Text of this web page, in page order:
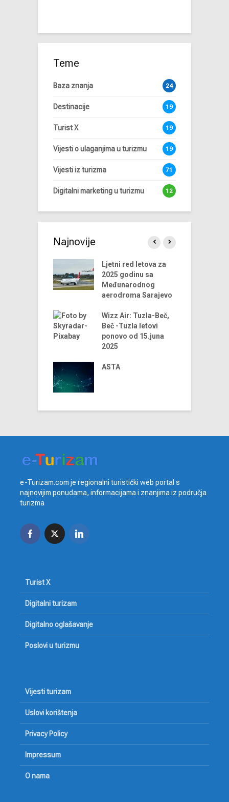
Teme
Baza znanja 24
Destinacije 19
Turist X 19
Vijesti o ulaganjima u turizmu 19
Vijesti iz turizma 71
Digitalni marketing u turizmu 12
Najnovije
Ljetni red letova za
2025 godinu sa
Međunarodnog
aerodroma Sarajevo
Wizz Air: Tuzla-Beč,
Beč -Tuzla letovi
ponovo od 15.juna
2025
ASTA
e-Turizam.com je regionalni turistički web portal s
najnovijim ponudama, informacijama i znanjima iz područja
turizma
Turist X
Digitalni turizam
Digitalno oglašavanje
Poslovi u turizmu
Vijesti turizam
Uslovi korištenja
Privacy Policy
Impressum
O nama